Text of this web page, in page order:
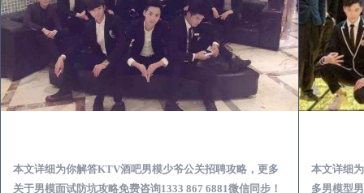
本文详细为你解答KTV酒吧男模少爷公关招聘攻略，更多
关于男模面试防坑攻略免费咨询1333 867 6881微信同步！
本文详细
多男模型